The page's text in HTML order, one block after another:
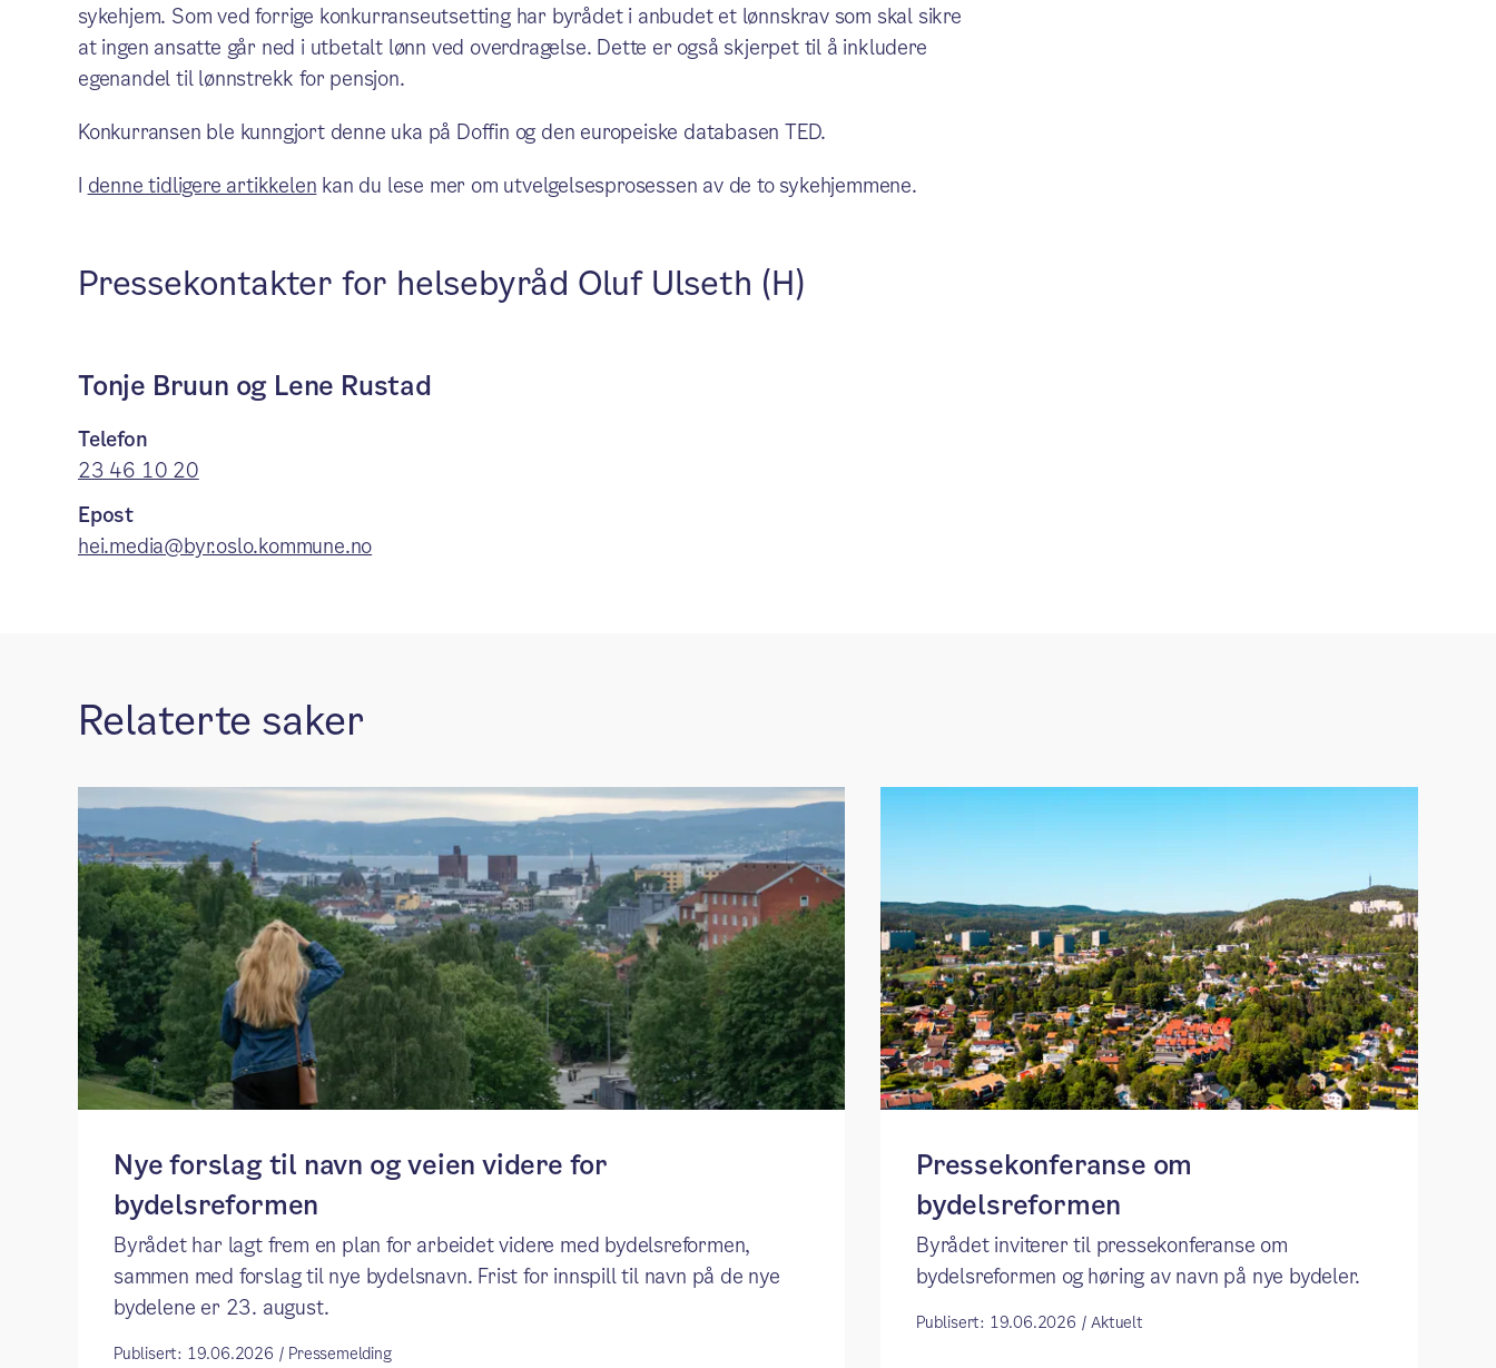
sykehjem. Som ved forrige konkurranseutsetting har byrådet i anbudet et lønnskrav som skal sikre
at ingen ansatte går ned i utbetalt lønn ved overdragelse. Dette er også skjerpet til å inkludere
egenandel til lønnstrekk for pensjon.
Konkurransen ble kunngjort denne uka på Doffin og den europeiske databasen TED.
I denne tidligere artikkelen kan du lese mer om utvelgelsesprosessen av de to sykehjemmene.
Pressekontakter for helsebyråd Oluf Ulseth (H)
Tonje Bruun og Lene Rustad
Telefon
23 46 10 20
Epost
hei.media@byr.oslo.kommune.no
Relaterte saker
Nye forslag til navn og veien videre for
bydelsreformen
Byrådet har lagt frem en plan for arbeidet videre med bydelsreformen,
sammen med forslag til nye bydelsnavn. Frist for innspill til navn på de nye
bydelene er 23. august.
Publisert: 19.06.2026 / Pressemelding
Pressekonferanse om
bydelsreformen
Byrådet inviterer til pressekonferanse om
bydelsreformen og høring av navn på nye bydeler.
Publisert: 19.06.2026 / Aktuelt